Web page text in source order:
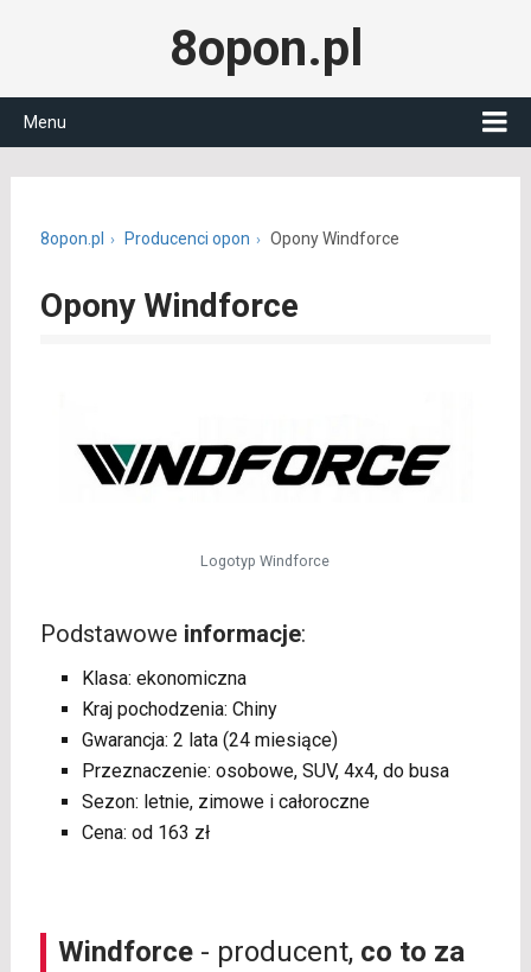
8opon.pl
Menu
8opon.pl Producenci opon Opony Windforce
Opony Windforce
Logotyp Windforce
Podstawowe informacje:
Klasa: ekonomiczna
Kraj pochodzenia: Chiny
Gwarancja: 2 lata (24 miesiące)
Przeznaczenie: osobowe, SUV, 4x4, do busa
Sezon: letnie, zimowe i całoroczne
Cena: od 163 zł
Windforce- producent, co to za